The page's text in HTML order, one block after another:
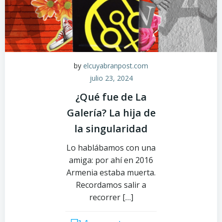
by elcuyabranpost.com
julio 23, 2024
¿Qué fue de La
Galería? La hija de
la singularidad
Lo hablábamos con una
amiga: por ahí en 2016
Armenia estaba muerta.
Recordamos salir a
recorrer […]